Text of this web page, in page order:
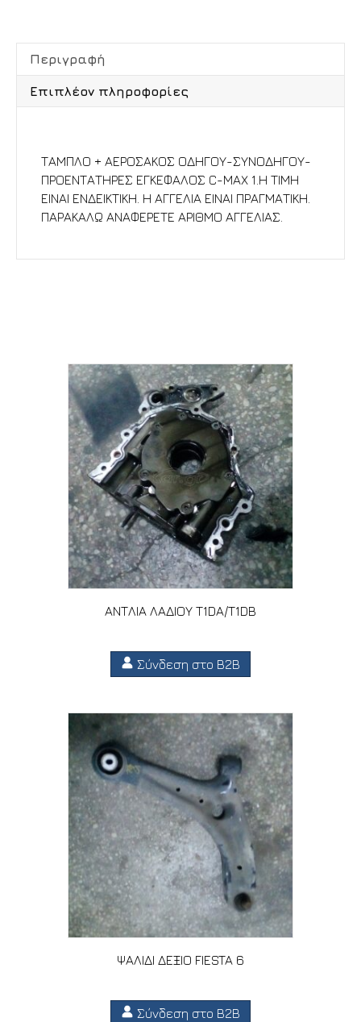
Περιγραφή
Επιπλέον πληροφορίες
ΤΑΜΠΛΟ + ΑΕΡΟΣΑΚΟΣ ΟΔΗΓΟΥ-ΣΥΝΟΔΗΓΟΥ-
ΠΡΟΕΝΤΑΤΗΡΕΣ ΕΓΚΕΦΑΛΟΣ C-MAX 1.Η ΤΙΜΗ
ΕΙΝΑΙ ΕΝΔΕΙΚΤΙΚΗ. Η ΑΓΓΕΛΙΑ ΕΙΝΑΙ ΠΡΑΓΜΑΤΙΚΗ.
ΠΑΡΑΚΑΛΩ ΑΝΑΦΕΡΕΤΕ ΑΡΙΘΜΟ ΑΓΓΕΛΙΑΣ.
ΑΝΤΛΙΑ ΛΑΔΙΟΥ T1DA/T1DB
Σύνδεση στο B2B
ΨΑΛΙΔΙ ΔΕΞΙΟ FIESTA 6
Σύνδεση στο B2B